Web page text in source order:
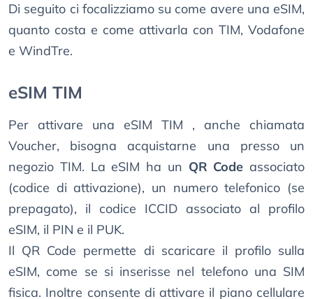
Di seguito ci focalizziamo su come avere una eSIM,
quanto costa e come attivarla con TIM, Vodafone
e WindTre.
eSIM TIM
Per attivare una eSIM TIM , anche chiamata
Voucher, bisogna acquistarne una presso un
negozio TIM. La eSIM ha un QR Code associato
(codice di attivazione), un numero telefonico (se
prepagato), il codice ICCID associato al profilo
eSIM, il PIN e il PUK.
Il QR Code permette di scaricare il profilo sulla
eSIM, come se si inserisse nel telefono una SIM
fisica. Inoltre consente di attivare il piano cellulare